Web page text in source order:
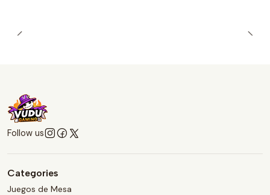
Follow us
Categories
Juegos de Mesa